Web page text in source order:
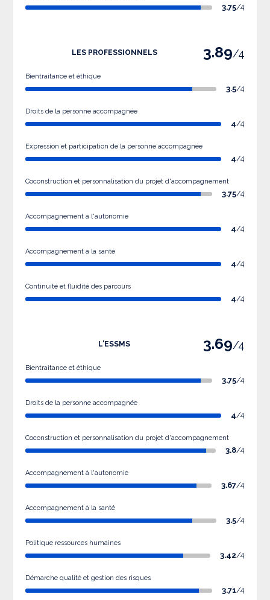
3.75/4
LES PROFESSIONNELS 3.89/4
Bientraitance et éthique
3.5/4
Droits de la personne accompagnée
4/4
Expression et participation de la personne accompagnée
4/4
Coconstruction et personnalisation du projet d'accompagnement
3.75/4
Accompagnement à l'autonomie
4/4
Accompagnement à la santé
4/4
Continuité et fluidité des parcours
4/4
L'ESSMS 3.69/4
Bientraitance et éthique
3.75/4
Droits de la personne accompagnée
4/4
Coconstruction et personnalisation du projet d'accompagnement
3.8/4
Accompagnement à l'autonomie
3.67/4
Accompagnement à la santé
3.5/4
Politique ressources humaines
3.42/4
Démarche qualité et gestion des risques
3.71/4